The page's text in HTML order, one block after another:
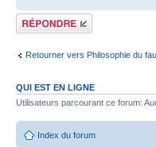
Répondre
Retourner vers Philosophie du
QUI EST EN LIGNE
Utilisateurs parcourant ce forum:
Index du forum